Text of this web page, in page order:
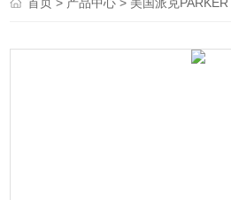
首页> 产品中心 > 美国派克PARKER